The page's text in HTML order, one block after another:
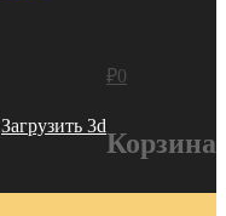
Загрузить 3d
₽0
Корзина